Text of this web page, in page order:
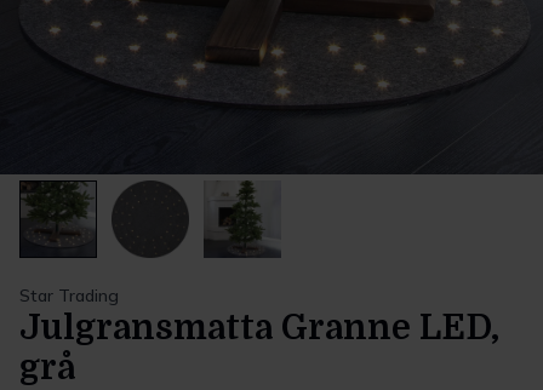
Star Trading
Julgransmatta Granne LED,
grå